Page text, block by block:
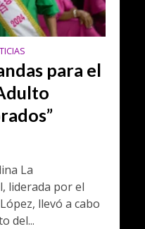
para el
La
liderada por el
llevó a cabo
del...